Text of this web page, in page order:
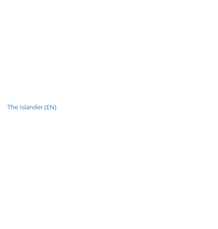
The Islander (EN)